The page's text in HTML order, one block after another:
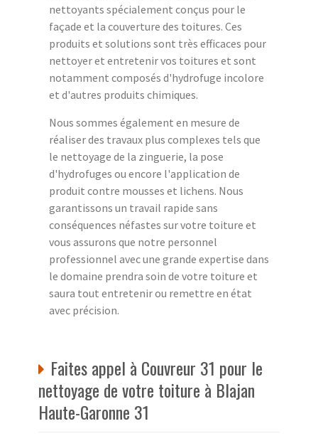
nettoyants spécialement conçus pour le
façade et la couverture des toitures. Ces
produits et solutions sont très efficaces pour
nettoyer et entretenir vos toitures et sont
notamment composés d'hydrofuge incolore
et d'autres produits chimiques.
Nous sommes également en mesure de
réaliser des travaux plus complexes tels que
le nettoyage de la zinguerie, la pose
d'hydrofuges ou encore l'application de
produit contre mousses et lichens. Nous
garantissons un travail rapide sans
conséquences néfastes sur votre toiture et
vous assurons que notre personnel
professionnel avec une grande expertise dans
le domaine prendra soin de votre toiture et
saura tout entretenir ou remettre en état
avec précision.
Faites appel à Couvreur 31 pour le
nettoyage de votre toiture à Blajan
Haute-Garonne 31